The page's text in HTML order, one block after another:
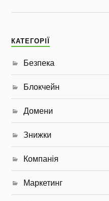
КАТЕГОРІЇ
Безпека
Блокчейн
Домени
Знижки
Компанія
Маркетинг